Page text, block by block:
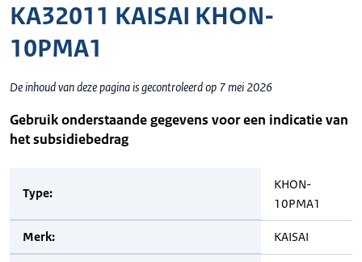
KA32011 KAISAI KHON-
10PMA1
De inhoud van deze pagina is gecontroleerd op 7 mei 2026
Gebruik onderstaande gegevens voor een indicatie van
het subsidiebedrag
Type:
KHON-
10PMA1
Merk: KAISAI